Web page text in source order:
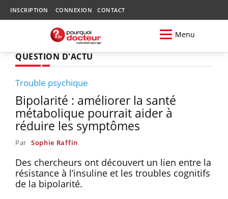
INSCRIPTION CONNEXION CONTACT
Menu
QUESTION D'ACTU
Trouble psychique
Bipolarité : améliorer la santé
métabolique pourrait aider à
réduire les symptômes
Par Sophie Raffin
Des chercheurs ont découvert un lien entre la
résistance à l’insuline et les troubles cognitifs
de la bipolarité.